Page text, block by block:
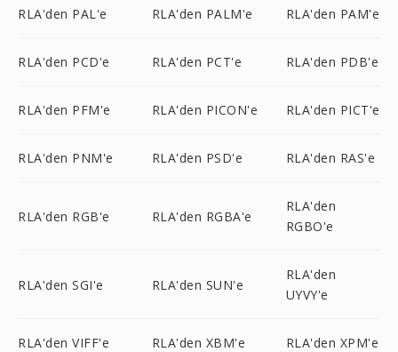
RLA'den PAL'e RLA'den PALM'e RLA'den PAM'e
RLA'den PCD'e RLA'den PCT'e RLA'den PDB'e
RLA'den PFM'e RLA'den PICON'e RLA'den PICT'e
RLA'den PNM'e RLA'den PSD'e RLA'den RAS'e
RLA'den RGB'e RLA'den RGBA'e
RLA'den
RGBO'e
RLA'den SGI'e RLA'den SUN'e
RLA'den
UYVY'e
RLA'den VIFF'e RLA'den XBM'e RLA'den XPM'e